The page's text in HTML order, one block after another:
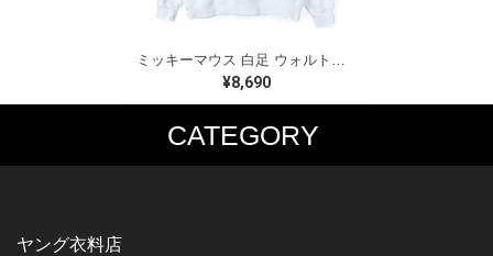
ミッキーマウス 白足 ウォルトディズニーオフィシャル スウェット ホワイト WALT DISNEY WORLD ウォルトディズニーオフィシャル サイズXL相当 古着 CF0995
¥8,690
CATEGORY
MUSIC TEE
HARDCORE / PUNK
T-SHIRTS
ヤング衣料店